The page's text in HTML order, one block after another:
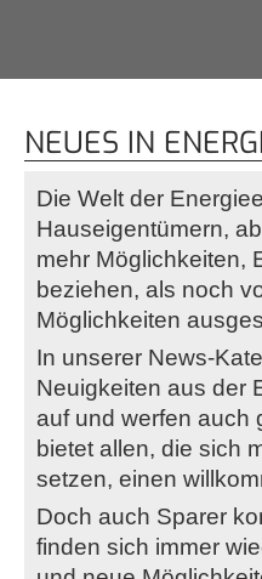
NEUES IN
Die Welt der
Hauseigentümern,
mehr Möglichkeiten,
beziehen, als noch
Möglichkeiten
In unserer News-
Neuigkeiten aus der
auf und werfen auch
bietet allen, die sich
setzen, einen
Doch auch Sparer
finden sich immer